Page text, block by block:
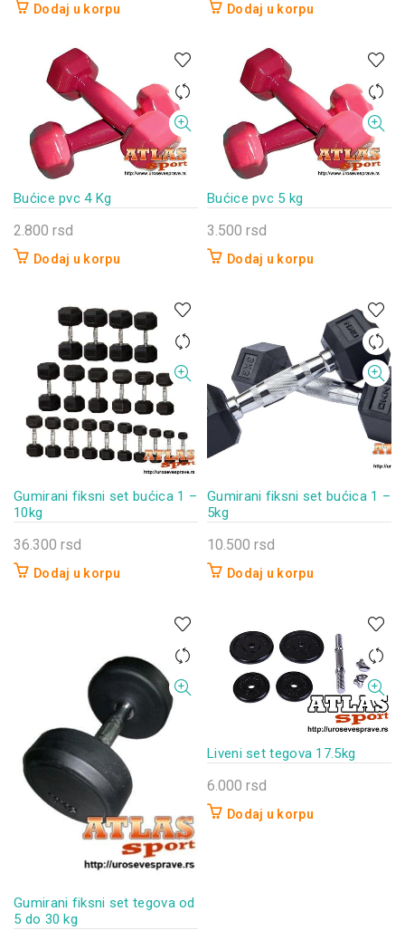
Dodaj u korpu Dodaj u korpu
Bućice pvc 4 Kg
2.800 rsd
Dodaj u korpu
Bućice pvc 5 kg
3.500 rsd
Dodaj u korpu
Gumirani fiksni set bućica 1 –
10kg
36.300 rsd
Dodaj u korpu
Gumirani fiksni set bućica 1 –
5kg
10.500 rsd
Dodaj u korpu
Gumirani fiksni set tegova od
5 do 30 kg
Liveni set tegova 17.5kg
6.000 rsd
Dodaj u korpu